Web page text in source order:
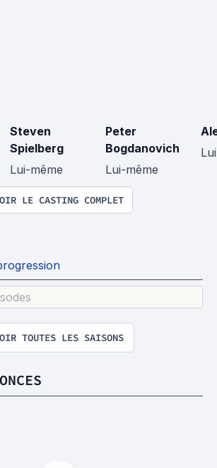
Steven
Spielberg
Lui-même
Peter
Bogdanovich
Lui-même
LE CASTING COMPLET
s
TOUTES LES SAISONS